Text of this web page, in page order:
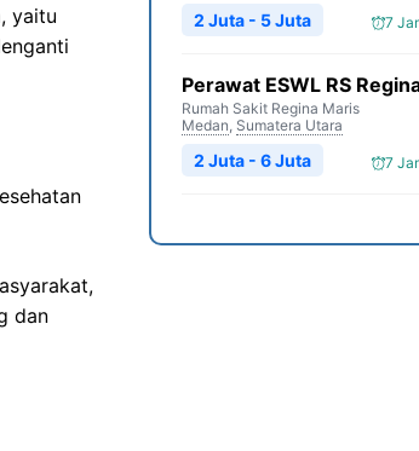
yaitu
dan
7
2 Juta - 5 Juta
Perawat ESWL RS
Rumah Sakit Regina Maris
Medan, Sumatera Utara
7
2 Juta - 6 Juta